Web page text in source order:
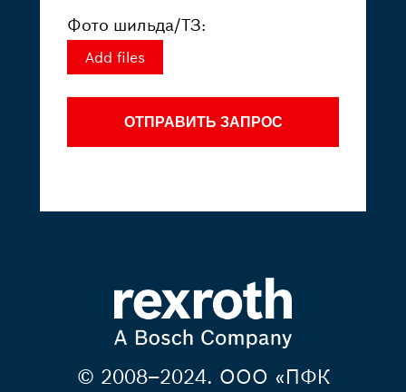
Фото шильда/ТЗ:
Add files
ОТПРАВИТЬ ЗАПРОС